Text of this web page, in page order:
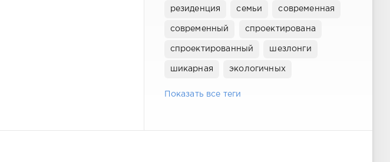
резиденция семьи современная
современный спроектирована
спроектированный шезлонги
шикарная экологичных
Показать все теги